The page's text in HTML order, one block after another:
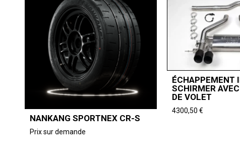
790,76 €
NANKANG SPORTNEX CR-S
Prix sur demande
ÉCHAPPEMENT
SCHIRMER
DE VOLET
4300,50 €